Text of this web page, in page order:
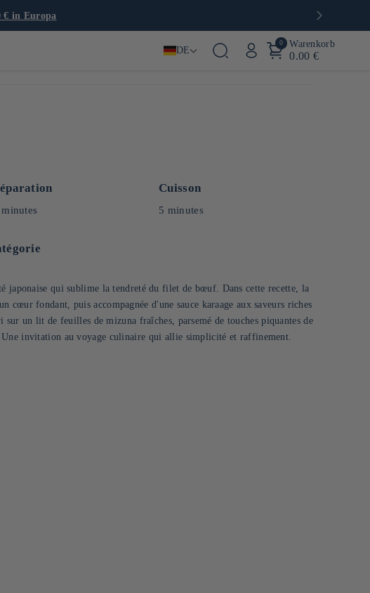
€ in Europa
DE
0 Warenkorb
0.00 €
Cuisson
5 minutes
japonaise qui sublime la tendreté du filet de bœuf. Dans cette recette, la
cœur fondant, puis accompagnée d'une sauce karaage aux saveurs riches
un lit de feuilles de mizuna fraîches, parsemé de touches piquantes de
Une invitation au voyage culinaire qui allie simplicité et raffinement.